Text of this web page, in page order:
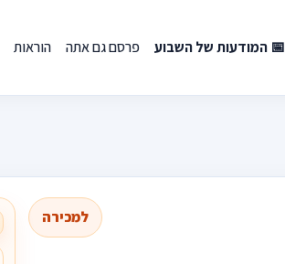
📅 המודעות של השבוע פרסם גם אתה הוראות
למכירה